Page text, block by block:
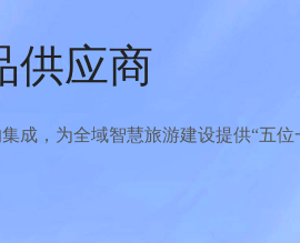
供应商
，为全域智慧旅游建设提供“五位